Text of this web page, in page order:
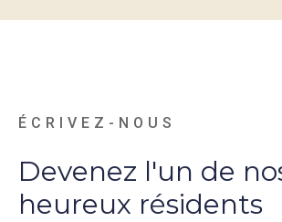
ÉCRIVEZ-NOUS
Devenez l'un de
heureux résidents